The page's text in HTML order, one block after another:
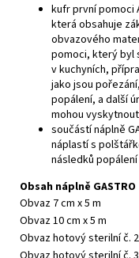
kufr první pomoci
která obsahuje
obvazového
pomoci, který byl
v kuchyních,
jako jsou
popálení, a další
mohou vyskytnout
součástí náplně
náplastí s
následků popálení
Obsah náplně GASTRO
Obvaz 7 cm x 5 m
Obvaz 10 cm x 5 m
Obvaz hotový sterilní č. 2